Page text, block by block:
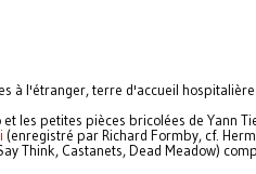
à l'étranger, terre d'accueil
les petites pièces bricolées de Yann
(enregistré par Richard Formby, cf.
Think, Castanets, Dead Meadow)